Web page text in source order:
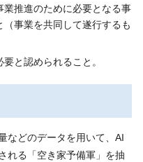
推進のために必要となる事
事業を共同して遂行するも
と認められること。
などのデータを用いて、AI
れる「空き家予備軍」を抽